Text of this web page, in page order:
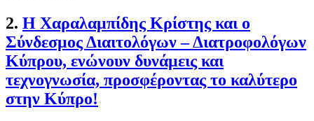
2. Η Χαραλαμπίδης Κρίστης και ο
Σύνδεσμος Διαιτολόγων – Διατροφολόγων
Κύπρου, ενώνουν δυνάμεις και
τεχνογνωσία, προσφέροντας το καλύτερο
στην Κύπρο!